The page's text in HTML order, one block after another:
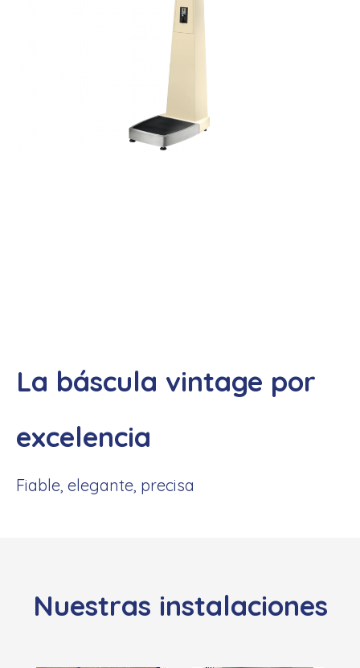
La báscula vintage por
excelencia
Fiable, elegante, precisa
Nuestras instalaciones